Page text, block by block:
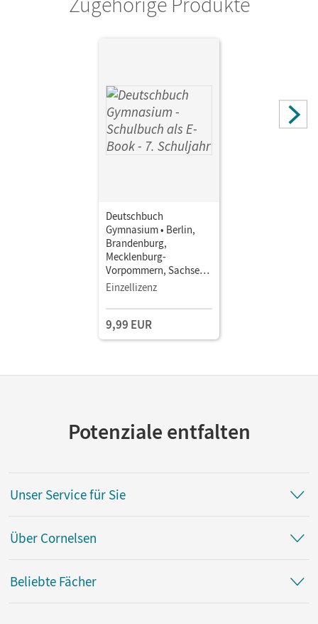
Deutschbuch
Gymnasium • Berlin,
Brandenburg,
Mecklenburg-
Vorpommern, Sachsen,
Sachsen-Anhalt und
2019 · 7. Schuljahr •
Schulbuch als E-Book
Mit Medien
Einzellizenz
9,99 EUR
Potenziale entfalten
Unser Service für Sie
Über Cornelsen
Beliebte Fächer